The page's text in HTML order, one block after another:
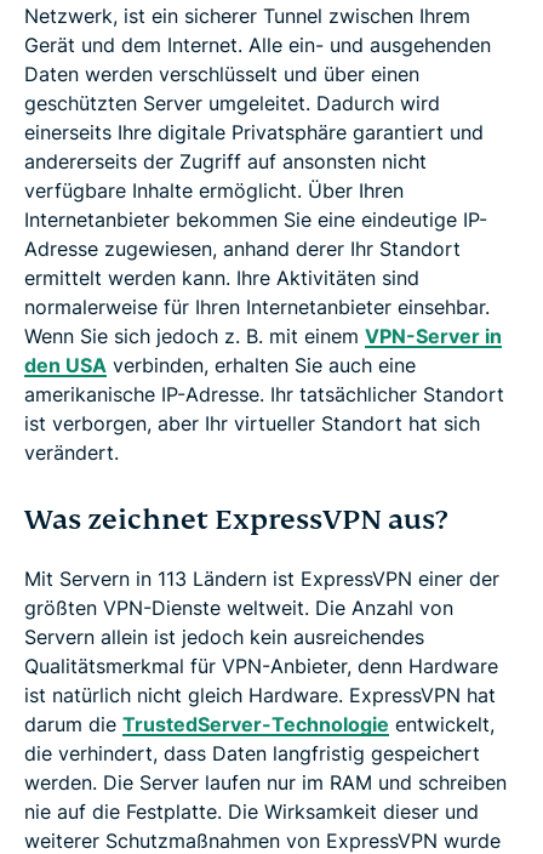
Netzwerk, ist ein sicherer Tunnel zwischen Ihrem
Gerät und dem Internet. Alle ein- und ausgehenden
Daten werden verschlüsselt und über einen
geschützten Server umgeleitet. Dadurch wird
einerseits Ihre digitale Privatsphäre garantiert und
andererseits der Zugriff auf ansonsten nicht
verfügbare Inhalte ermöglicht. Über Ihren
Internetanbieter bekommen Sie eine eindeutige IP-
Adresse zugewiesen, anhand derer Ihr Standort
ermittelt werden kann. Ihre Aktivitäten sind
normalerweise für Ihren Internetanbieter einsehbar.
Wenn Sie sich jedoch z. B. mit einem VPN-Server in
den USA verbinden, erhalten Sie auch eine
amerikanische IP-Adresse. Ihr tatsächlicher Standort
ist verborgen, aber Ihr virtueller Standort hat sich
verändert.
Was zeichnet ExpressVPN aus?
Mit Servern in 113 Ländern ist ExpressVPN einer der
größten VPN-Dienste weltweit. Die Anzahl von
Servern allein ist jedoch kein ausreichendes
Qualitätsmerkmal für VPN-Anbieter, denn Hardware
ist natürlich nicht gleich Hardware. ExpressVPN hat
darum die TrustedServer-Technologie entwickelt,
die verhindert, dass Daten langfristig gespeichert
werden. Die Server laufen nur im RAM und schreiben
nie auf die Festplatte. Die Wirksamkeit dieser und
weiterer Schutzmaßnahmen von ExpressVPN wurde